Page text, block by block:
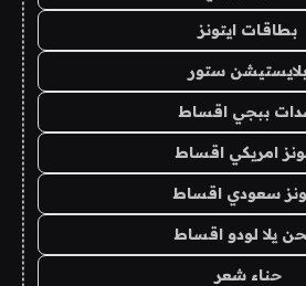
بطاقات ايتونز
بلايستيشن ستور
ببجي اقساط
امريكي اقساط
سعودي اقساط
يلا لودو اقساط
حناء شعر